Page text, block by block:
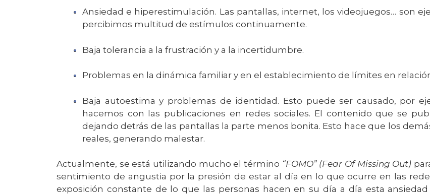
Ansiedad e hiperestimulación. Las pantallas, internet, los videojuegos… son
percibimos multitud de estímulos continuamente.
Baja tolerancia a la frustración y a la incertidumbre.
Problemas en la dinámica familiar y en el establecimiento de límites en
Baja autoestima y problemas de identidad. Esto puede ser causado, por
hacemos con las publicaciones en redes sociales. El contenido que se
dejando detrás de las pantallas la parte menos bonita. Esto hace que los
reales, generando malestar.
Actualmente, se está utilizando mucho el término “FOMO” (Fear Of Missing Out)
sentimiento de angustia por la presión de estar al día en lo que ocurre en las
exposición constante de lo que las personas hacen en su día a día esta